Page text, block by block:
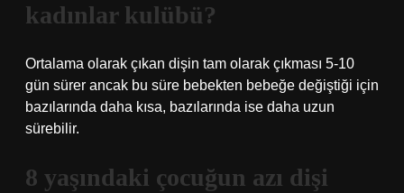
kadınlar kulübü?
Ortalama olarak çıkan dişin tam olarak çıkması 5-10
gün sürer ancak bu süre bebekten bebeğe değiştiği için
bazılarında daha kısa, bazılarında ise daha uzun
sürebilir.
8 yaşındaki çocuğun azı dişi